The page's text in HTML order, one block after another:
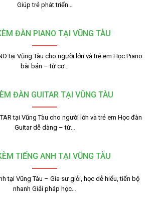
Giúp trẻ phát triển…
ĐÀN PIANO TẠI VŨNG TÀU
tại Vũng Tàu cho người lớn và trẻ em Học Piano
bài bản – từ cơ…
ĐÀN GUITAR TẠI VŨNG TÀU
tại Vũng Tàu cho người lớn và trẻ em Học đàn
Guitar dễ dàng – từ…
TIẾNG ANH TẠI VŨNG TÀU
tại Vũng Tàu – Gia sư giỏi, học dễ hiểu, tiến bộ
nhanh Giải pháp học…